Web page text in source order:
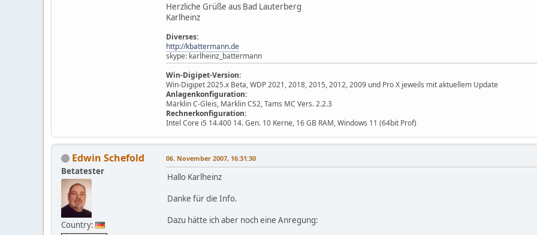
Herzliche Grüße aus Bad Lauterberg
Karlheinz
Diverses:
http://kbattermann.de
skype: karlheinz_battermann
Win-Digipet-Version:
Win-Digipet 2025.x Beta, WDP 2021, 2018, 2015, 2012, 2009 und Pro X jeweils mit aktuellem Update
Anlagenkonfiguration:
Märklin C-Gleis, Märklin CS2, Tams MC Vers. 2.2.3
Rechnerkonfiguration:
Intel Core i5 14.400 14. Gen. 10 Kerne, 16 GB RAM, Windows 11 (64bit Prof)
Edwin Schefold
Betatester
Country:
06. November 2007, 16:31:30
Hallo Karlheinz
Danke für die Info.
Dazu hätte ich aber noch eine Anregung: